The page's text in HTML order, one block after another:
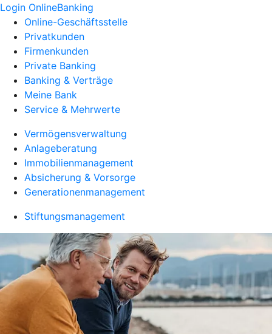
Login OnlineBanking
Online-Geschäftsstelle
Privatkunden
Firmenkunden
Private Banking
Banking & Verträge
Meine Bank
Service & Mehrwerte
Vermögensverwaltung
Anlageberatung
Immobilienmanagement
Absicherung & Vorsorge
Generationenmanagement
Stiftungsmanagement